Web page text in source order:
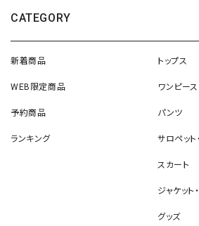
CATEGORY
新着商品
WEB限定商品
予約商品
ランキング
トップス
ワンピース
パンツ
サロペット
スカート
ジャケット
グッズ